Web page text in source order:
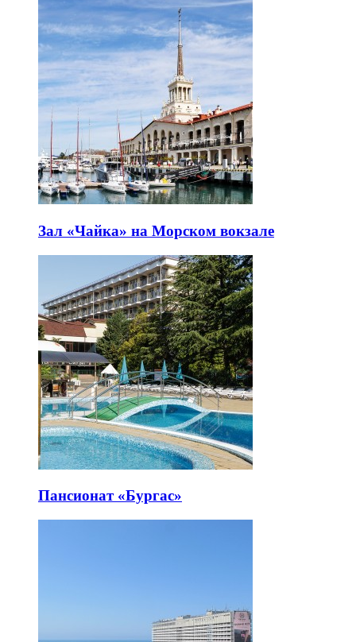
Зал «Чайка» на Морском вокзале
Пансионат «Бургас»